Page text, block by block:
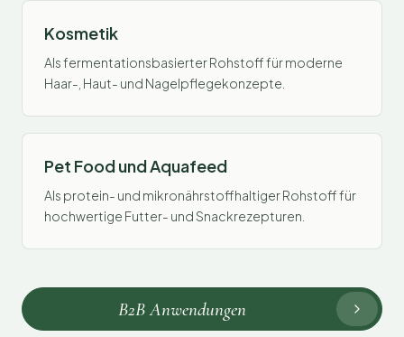
Kosmetik
Als fermentationsbasierter Rohstoff für moderne
Haar-, Haut- und Nagelpflegekonzepte.
Pet Food und Aquafeed
Als protein- und mikronährstoffhaltiger Rohstoff für
hochwertige Futter- und Snackrezepturen.
B2B Anwendungen